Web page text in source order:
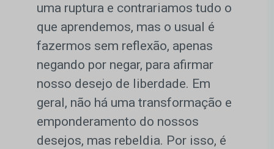
uma ruptura e contrariamos tudo o
que aprendemos, mas o usual é
fazermos sem reflexão, apenas
negando por negar, para afirmar
nosso desejo de liberdade. Em
geral, não há uma transformação e
emponderamento do nossos
desejos, mas rebeldia. Por isso, é